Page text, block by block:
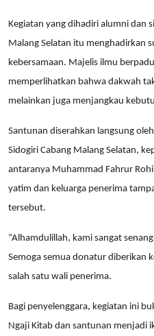
Kegiatan yang dihadiri alumni dan
Malang Selatan itu menghadirkan
kebersamaan. Majelis ilmu
memperlihatkan bahwa dakwah
melainkan juga menjangkau
Santunan diserahkan langsung
Sidogiri Cabang Malang Selatan,
antaranya Muhammad Fahrur
yatim dan keluarga penerima
tersebut.
“Alhamdulillah, kami sangat
Semoga semua donatur diberikan
salah satu wali penerima.
Bagi penyelenggara, kegiatan ini
Ngaji Kitab dan santunan menjadi